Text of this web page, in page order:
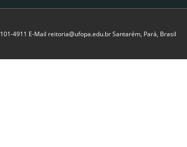
4911 E-Mail reitoria@ufopa.edu.br Santarém, Pará, Brasil